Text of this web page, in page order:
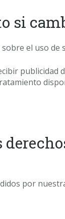
si
el uso de
por